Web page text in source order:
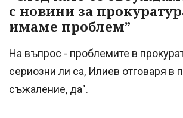
с новини за
имаме проблем”
На въпрос - проблемите в
сериозни ли са, Илиев отговаря в
съжаление, да".